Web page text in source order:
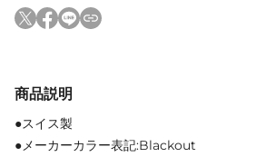
商品説明
●スイス製
●メーカーカラー表記:Blackout